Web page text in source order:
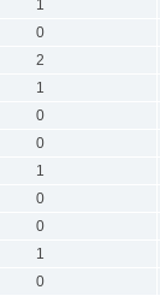
1
0
2
1
0
0
1
0
0
1
0